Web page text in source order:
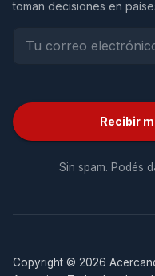
toman decisiones en
Recibir
Sin spam. Podés
Copyright © 2026